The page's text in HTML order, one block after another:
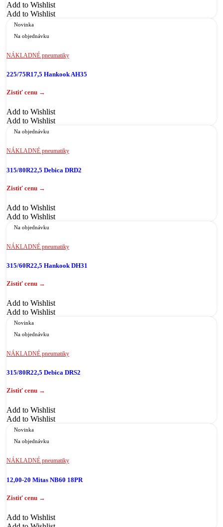
Add to Wishlist
Add to Wishlist
Novinka
Na objednávku
NÁKLADNÉ pneumatiky
225/75R17,5 Hankook AH35
Add to Wishlist
Add to Wishlist
Na objednávku
NÁKLADNÉ pneumatiky
315/80R22,5 Debica DRD2
Add to Wishlist
Add to Wishlist
Na objednávku
NÁKLADNÉ pneumatiky
315/60R22,5 Hankook DH31
Add to Wishlist
Add to Wishlist
Novinka
Na objednávku
NÁKLADNÉ pneumatiky
315/80R22,5 Debica DRS2
Add to Wishlist
Add to Wishlist
Novinka
Na objednávku
NÁKLADNÉ pneumatiky
12,00-20 Mitas NB60 18PR
Add to Wishlist